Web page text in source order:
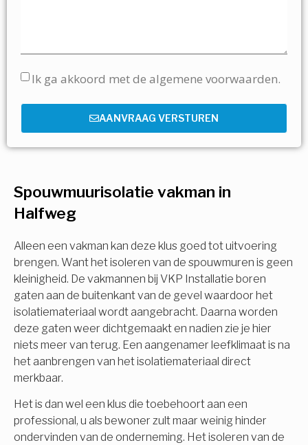
Spouwmuurisolatie vakman in
Halfweg
Alleen een vakman kan deze klus goed tot uitvoering
brengen. Want het isoleren van de spouwmuren is geen
kleinigheid. De vakmannen bij VKP Installatie boren
gaten aan de buitenkant van de gevel waardoor het
isolatiemateriaal wordt aangebracht. Daarna worden
deze gaten weer dichtgemaakt en nadien zie je hier
niets meer van terug. Een aangenamer leefklimaat is na
het aanbrengen van het isolatiemateriaal direct
merkbaar.
Het is dan wel een klus die toebehoort aan een
professional, u als bewoner zult maar weinig hinder
ondervinden van de onderneming. Het isoleren van de
Ik ga akkoord met de algemene voorwaarden.
AANVRAAG VERSTUREN